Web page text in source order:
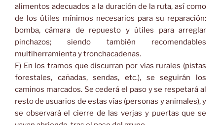
alimentos adecuados a la duración de la ruta, así como
de los útiles mínimos necesarios para su reparación:
bomba, cámara de repuesto y útiles para arreglar
pinchazos; siendo también recomendables
multiherramienta y tronchacadenas.
F) En los tramos que discurran por vías rurales (pistas
forestales, cañadas, sendas, etc.), se seguirán los
caminos marcados. Se cederá el paso y se respetará al
resto de usuarios de estas vías (personas y animales), y
se observará el cierre de las verjas y puertas que se